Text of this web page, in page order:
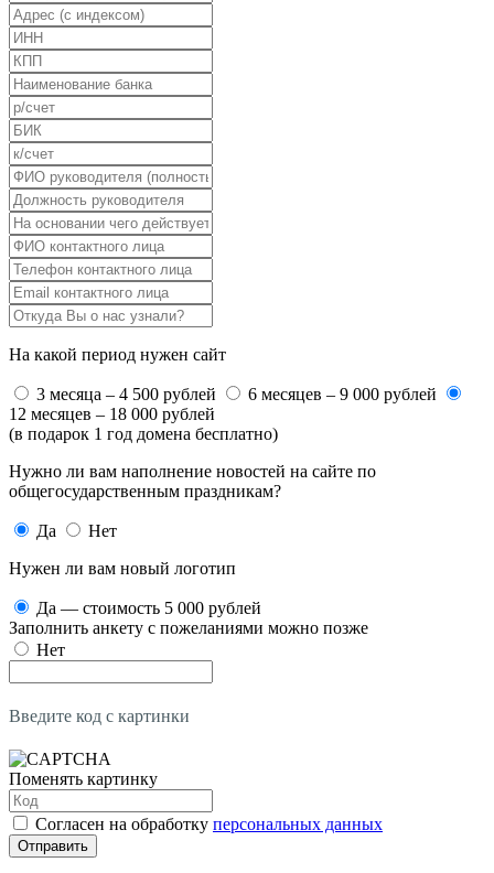
На какой период нужен сайт
3 месяца – 4 500 рублей
6 месяцев – 9 000 рублей
12 месяцев – 18 000 рублей
(в подарок 1 год домена бесплатно)
Нужно ли вам наполнение новостей на сайте по
общегосударственным праздникам?
Да
Нет
Нужен ли вам новый логотип
Да — стоимость 5 000 рублей
Заполнить анкету с пожеланиями можно позже
Нет
Введите код с картинки
Поменять картинку
Согласен на обработку персональных данных
Отправить